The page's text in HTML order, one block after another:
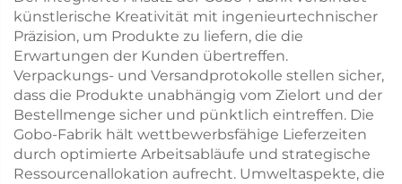
künstlerische Kreativität mit ingenieurtechnischer
Präzision, um Produkte zu liefern, die die
Erwartungen der Kunden übertreffen.
Verpackungs- und Versandprotokolle stellen sicher,
dass die Produkte unabhängig vom Zielort und der
Bestellmenge sicher und pünktlich eintreffen. Die
Gobo-Fabrik hält wettbewerbsfähige Lieferzeiten
durch optimierte Arbeitsabläufe und strategische
Ressourcenallokation aufrecht. Umweltaspekte, die